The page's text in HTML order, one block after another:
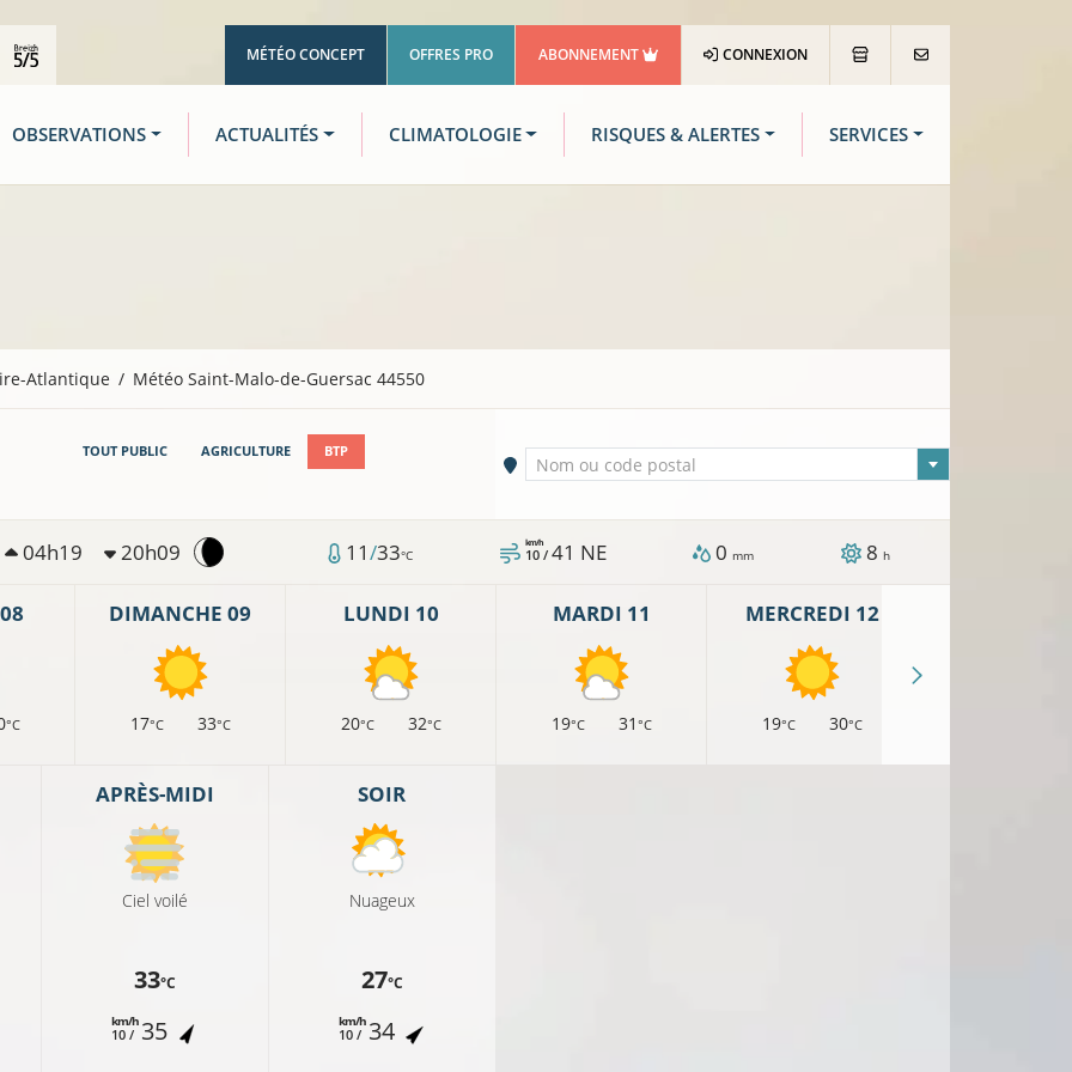
MÉTÉO CONCEPT OFFRES PRO ABONNEMENT CONNEXION
OBSERVATIONS ACTUALITÉS CLIMATOLOGIE RISQUES & ALERTES SERVICES
Atlantique Météo Saint-Malo-de-Guersac 44550
TOUT PUBLIC AGRICULTURE BTP
Ville sélectionnée
Nom ou code postal
04h19 20h09 11/33°C 10 /
km/h 41 NE 0 mm 8 h
°C
DIMANCHE 09
17°C 33°C
LUNDI 10
20°C 32°C
MARDI 11
19°C 31 °C
MERCREDI 12
19°C 30°C
APRÈS-MIDI
Ciel voilé
33°C
10 /
km/h 35
SOIR
Nuageux
27°C
10 /
km/h 34